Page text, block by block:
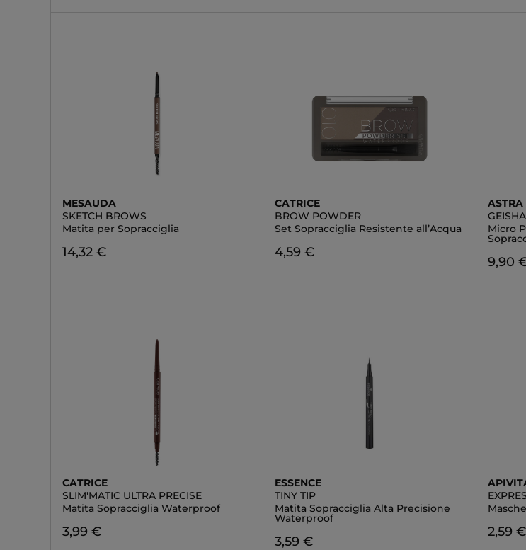
MESAUDA
SKETCH BROWS
Matita per Sopracciglia
14,32 €
CATRICE
BROW POWDER
Set Sopracciglia Resistente all’Acqua
4,59 €
ASTRA
Micro
9,90
CATRICE
SLIM'MATIC ULTRA PRECISE
Matita Sopracciglia Waterproof
3,99 €
ESSENCE
TINY TIP
Matita Sopracciglia Alta Precisione
Waterproof
3,59 €
2,59 €